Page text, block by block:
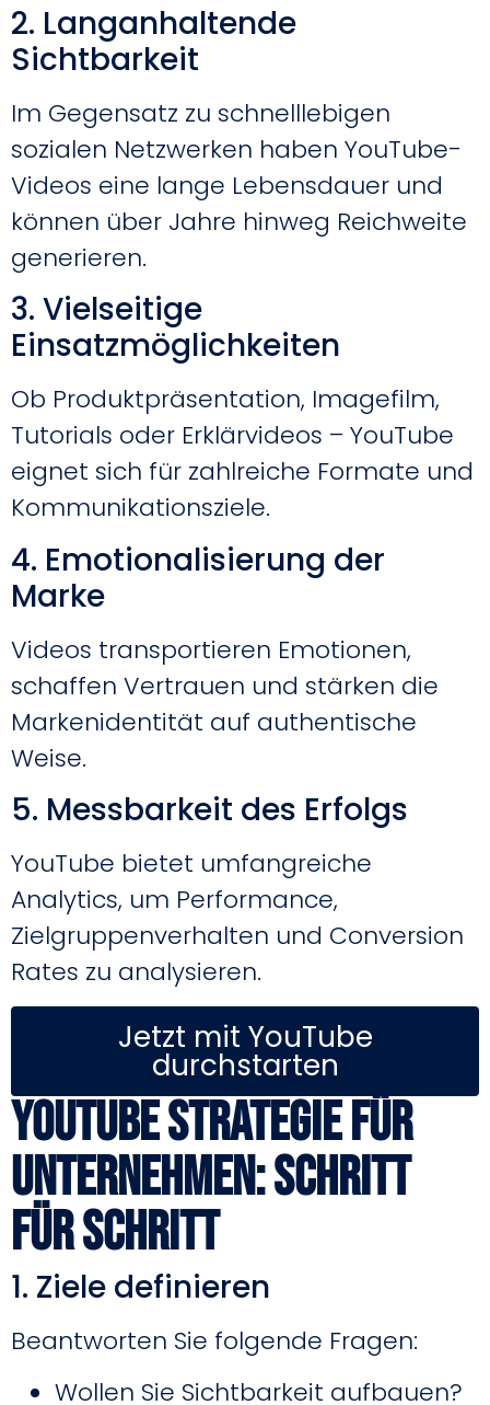
2. Langanhaltende
Sichtbarkeit
Im Gegensatz zu schnelllebigen
sozialen Netzwerken haben YouTube-
Videos eine lange Lebensdauer und
können über Jahre hinweg Reichweite
generieren.
3. Vielseitige
Einsatzmöglichkeiten
Ob Produktpräsentation, Imagefilm,
Tutorials oder Erklärvideos – YouTube
eignet sich für zahlreiche Formate und
Kommunikationsziele.
4. Emotionalisierung der
Marke
Videos transportieren Emotionen,
schaffen Vertrauen und stärken die
Markenidentität auf authentische
Weise.
5. Messbarkeit des Erfolgs
YouTube bietet umfangreiche
Analytics, um Performance,
Zielgruppenverhalten und Conversion
Rates zu analysieren.
Jetzt mit YouTube
durchstarten
YouTube Strategie für
Unternehmen: Schritt
für Schritt
1. Ziele definieren
Beantworten Sie folgende Fragen:
Wollen Sie Sichtbarkeit aufbauen?